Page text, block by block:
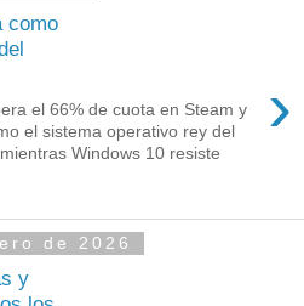
como
›
el 66% de cuota en Steam y
el sistema operativo rey del
Windows 10 resiste
de 2026
y